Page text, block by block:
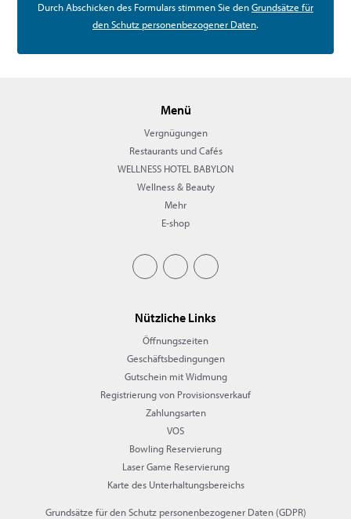
Durch Abschicken des Formulars stimmen Sie denGrundsätze für
den Schutz personenbezogener Daten.
Menü
Vergnügungen
Restaurants und Cafés
WELLNESS HOTEL BABYLON
Wellness & Beauty
Mehr
E-shop
Nützliche Links
Öffnungszeiten
Geschäftsbedingungen
Gutschein mit Widmung
Registrierung von Provisionsverkauf
Zahlungsarten
VOS
Bowling Reservierung
Laser Game Reservierung
Karte des Unterhaltungsbereichs
Grundsätze für den Schutz personenbezogener Daten (GDPR)